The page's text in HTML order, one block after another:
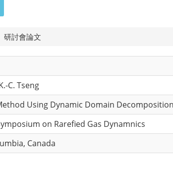
研討會論文
C. Tseng
Using Dynamic Domain Decomposition
on Rarefied Gas Dynamnics
Canada